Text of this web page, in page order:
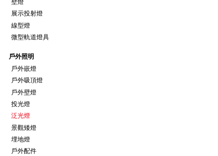
展示投射燈
線型燈
微型軌道燈具
戶外照明
戶外嵌燈
戶外吸頂燈
戶外壁燈
投光燈
泛光燈
景觀矮燈
埋地燈
戶外配件